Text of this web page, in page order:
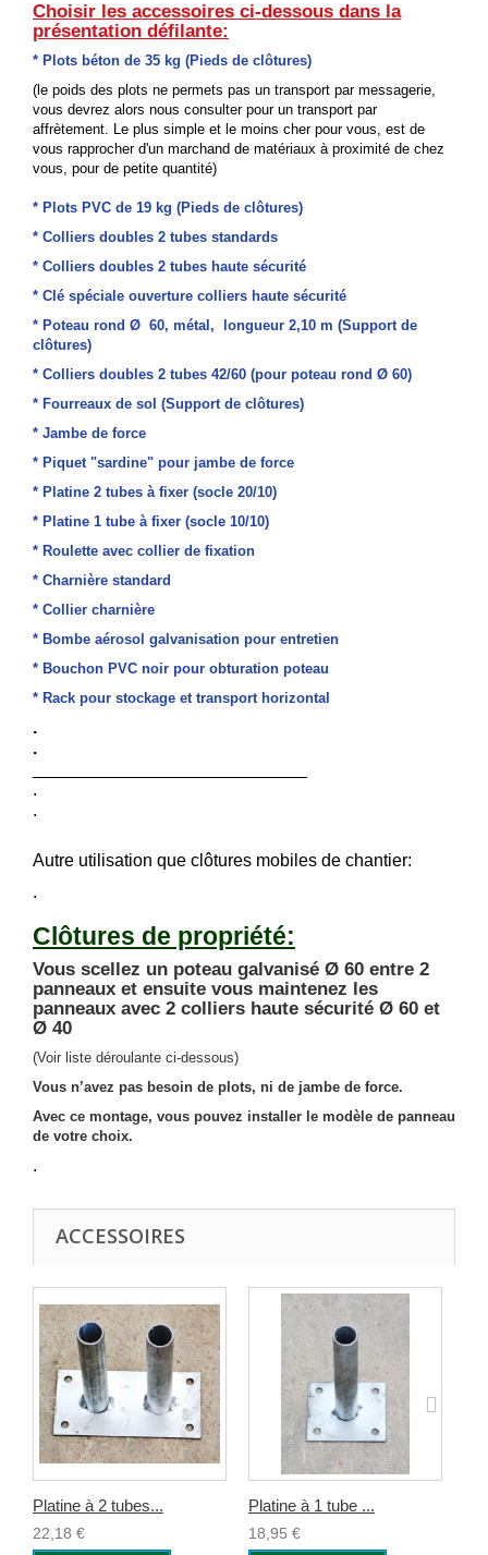
Choisir les accessoires ci-dessous dans la
présentation défilante:
* Plots béton de 35 kg (Pieds de clôtures)
(le poids des plots ne permets pas un transport par messagerie,
vous devrez alors nous consulter pour un transport par
affrètement. Le plus simple et le moins cher pour vous, est de
vous rapprocher d'un marchand de matériaux à proximité de chez
vous, pour de petite quantité)
* Plots PVC de 19 kg (Pieds de clôtures)
* Colliers doubles 2 tubes standards
* Colliers doubles 2 tubes haute sécurité
* Clé spéciale ouverture colliers haute sécurité
* Poteau rond Ø 60, métal, longueur 2,10 m (Support de
clôtures)
* Colliers doubles 2 tubes 42/60 (pour poteau rond Ø 60)
* Fourreaux de sol (Support de clôtures)
* Jambe de force
* Piquet "sardine" pour jambe de force
* Platine 2 tubes à fixer (socle 20/10)
* Platine 1 tube à fixer (socle 10/10)
* Roulette avec collier de fixation
* Charnière standard
* Collier charnière
* Bombe aérosol galvanisation pour entretien
* Bouchon PVC noir pour obturation poteau
* Rack pour stockage et transport horizontal
.
.
.
.
Autre utilisation que clôtures mobiles de chantier:
.
Clôtures de propriété:
Vous scellez un poteau galvanisé Ø 60 entre 2
panneaux et ensuite vous maintenez les
panneaux avec 2 colliers haute sécurité Ø 60 et
Ø 40
(Voir liste déroulante ci-dessous)
Vous n’avez pas besoin de plots, ni de jambe de force.
Avec ce montage, vous pouvez installer le modèle de panneau
de votre choix.
.
ACCESSOIRES
Platine à 2 tubes...
22,18 €
Platine à 1 tube ...
18,95 €